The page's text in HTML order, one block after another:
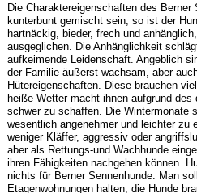
Die Charaktereigenschaften des Berner
kunterbunt gemischt sein, so ist der
hartnäckig, bieder, frech und
ausgeglichen. Die Anhänglichkeit
aufkeimende Leidenschaft. Angeblich
der Familie äußerst wachsam, aber
Hütereigenschaften. Diese brauchen
heiße Wetter macht ihnen aufgrund des
schwer zu schaffen. Die Wintermonate
wesentlich angenehmer und leichter zu
weniger Kläffer, aggressiv oder
aber als Rettungs-und Wachhunde
ihren Fähigkeiten nachgehen können.
nichts für Berner Sennenhunde. Man
Etagenwohnungen halten, die Hunde